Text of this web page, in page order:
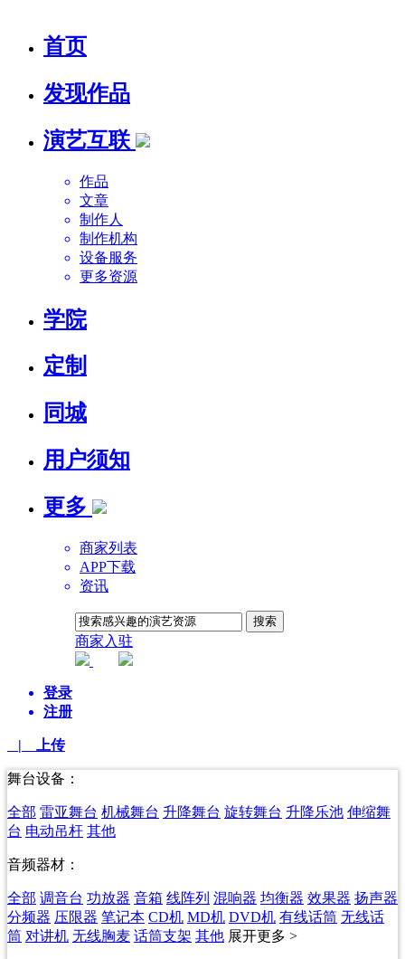
首页
发现作品
演艺互联
作品
文章
制作人
制作机构
设备服务
更多资源
学院
定制
同城
用户须知
更多
商家列表
APP下载
资讯
商家入驻
登录
注册
| 上传
舞台设备：
全部 雷亚舞台 机械舞台 升降舞台 旋转舞台 升降乐池 伸缩舞
台 电动吊杆 其他
音频器材：
全部 调音台 功放器 音箱 线阵列 混响器 均衡器 效果器 扬声器
分频器 压限器 笔记本 CD机 MD机 DVD机 有线话筒 无线话
筒 对讲机 无线胸麦 话筒支架 其他 展开更多 >